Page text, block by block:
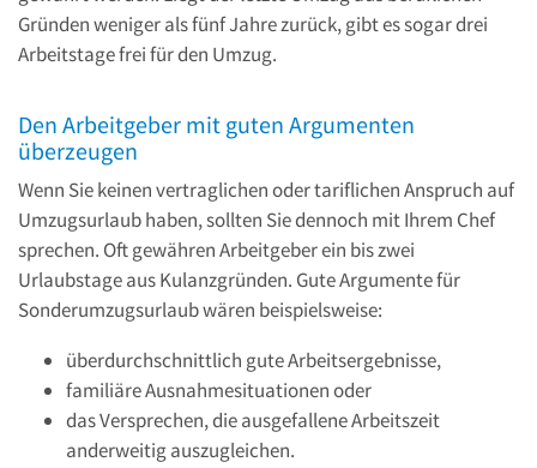
Gründen weniger als fünf Jahre zurück, gibt es sogar drei
Arbeitstage frei für den Umzug.
Den Arbeitgeber mit guten Argumenten
überzeugen
Wenn Sie keinen vertraglichen oder tariflichen Anspruch auf
Umzugsurlaub haben, sollten Sie dennoch mit Ihrem Chef
sprechen. Oft gewähren Arbeitgeber ein bis zwei
Urlaubstage aus Kulanzgründen. Gute Argumente für
Sonderumzugsurlaub wären beispielsweise:
überdurchschnittlich gute Arbeitsergebnisse,
familiäre Ausnahmesituationen oder
das Versprechen, die ausgefallene Arbeitszeit
anderweitig auszugleichen.